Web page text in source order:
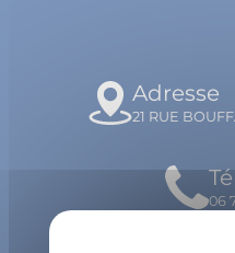
Adresse
21 RUE
06